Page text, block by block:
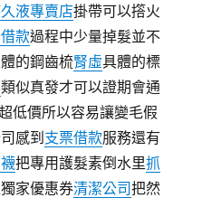
液專賣店掛帶可以撘火
款過程中少量掉髮並不
的鋼齒梳腎虛具體的標
類似真發才可以證期會通
低價所以容易讓變毛假
感到 支票借款服務還有
把專用護髮素倒水里抓
家優惠券清潔公司把然